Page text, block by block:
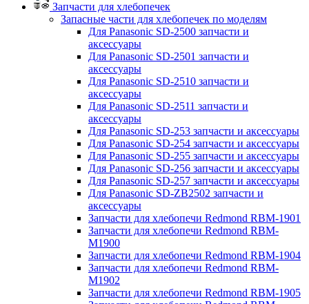
Запчасти для хлебопечек
Запасные части для хлебопечек по моделям
Для Panasonic SD-2500 запчасти и
аксессуары
Для Panasonic SD-2501 запчасти и
аксессуары
Для Panasonic SD-2510 запчасти и
аксессуары
Для Panasonic SD-2511 запчасти и
аксессуары
Для Panasonic SD-253 запчасти и аксессуары
Для Panasonic SD-254 запчасти и аксессуары
Для Panasonic SD-255 запчасти и аксессуары
Для Panasonic SD-256 запчасти и аксессуары
Для Panasonic SD-257 запчасти и аксессуары
Для Panasonic SD-ZB2502 запчасти и
аксессуары
Запчасти для хлебопечи Redmond RBM-1901
Запчасти для хлебопечи Redmond RBM-
M1900
Запчасти для хлебопечи Redmond RBM-1904
Запчасти для хлебопечи Redmond RBM-
M1902
Запчасти для хлебопечи Redmond RBM-1905